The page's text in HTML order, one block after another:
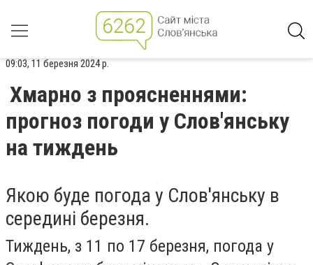
09:03, 11 березня 2024 р.
Хмарно з проясненнями:
прогноз погоди у Слов'янську
на тиждень
Якою буде погода у Слов'янську в
середині березня.
Тиждень, з 11 по 17 березня, погода у